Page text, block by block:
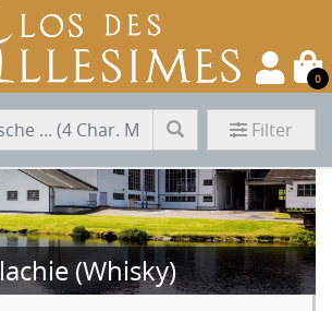
0
Filter
(Whisky)